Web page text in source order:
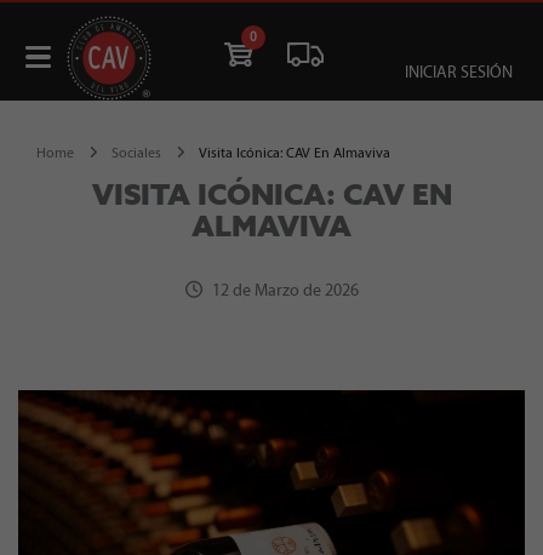
0
INICIAR SESIÓN
Home Sociales Visita Icónica: CAV En Almaviva
VISITA ICÓNICA: CAV EN
ALMAVIVA
12 de Marzo de 2026